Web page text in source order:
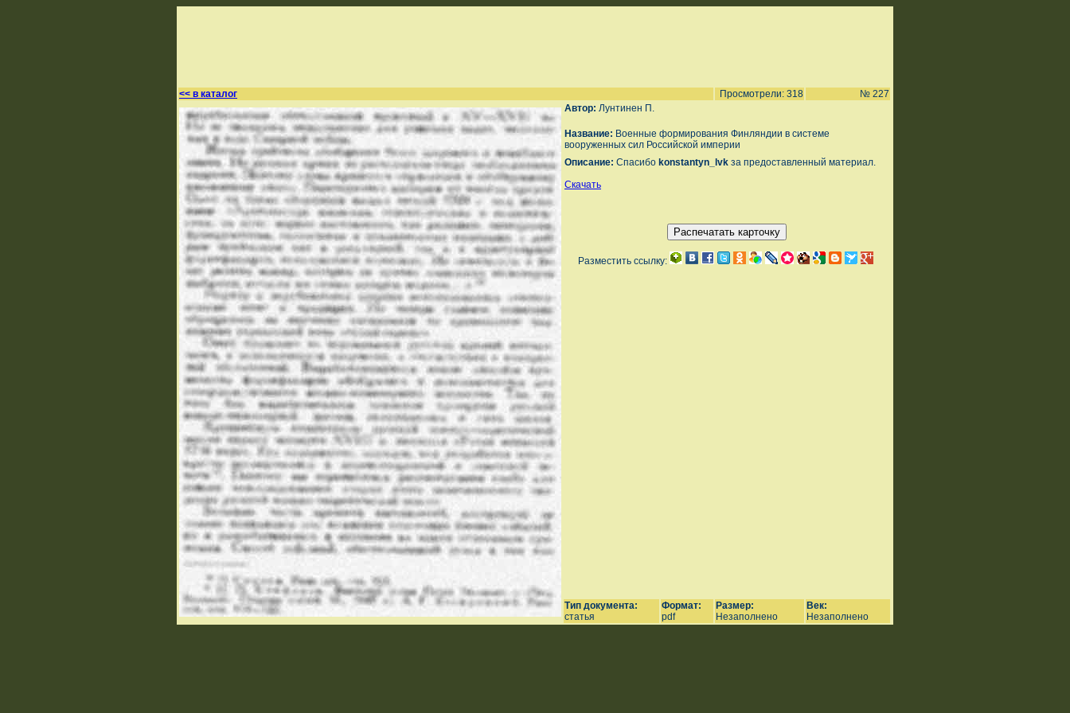
<< в каталог Просмотрели: 318
№ 227
Автор: Лунтинен П.
Название: Военные формирования Финляндии в системе
вооруженных сил Российской империи
Описание: Спасибо konstantyn_lvk за предоставленный материал.
Скачать
Разместить ссылку:
Тип документа:
статья
Формат:
pdf
Размер:
Незаполнено
Век:
Незаполнено